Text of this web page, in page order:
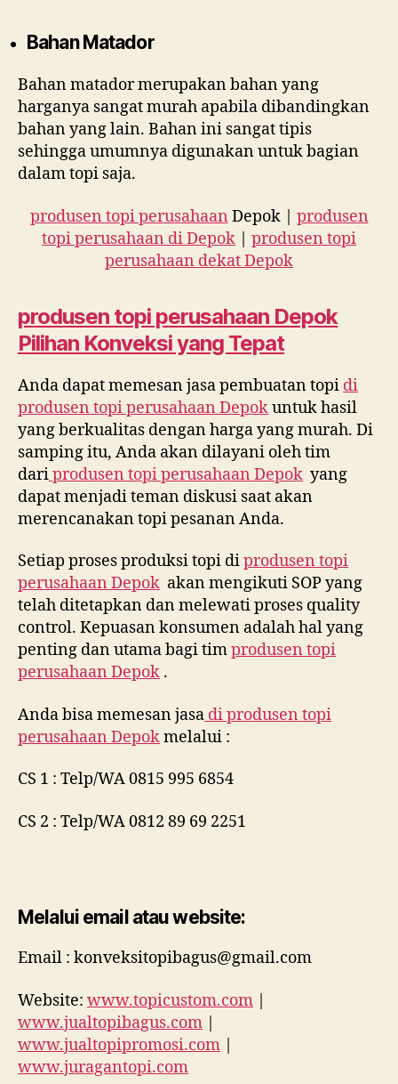
Bahan Matador
Bahan matador merupakan bahan yang
harganya sangat murah apabila dibandingkan
bahan yang lain. Bahan ini sangat tipis
sehingga umumnya digunakan untuk bagian
dalam topi saja.
produsen topi perusahaan Depok | produsen
topi perusahaan di Depok | produsen topi
perusahaan dekat Depok
produsen topi perusahaan Depok
Pilihan Konveksi yang Tepat
Anda dapat memesan jasa pembuatan topi di
produsen topi perusahaan Depokuntuk hasil
yang berkualitas dengan harga yang murah. Di
samping itu, Anda akan dilayani oleh tim
dariprodusen topi perusahaan Depok yang
dapat menjadi teman diskusi saat akan
merencanakan topi pesanan Anda.
Setiap proses produksi topi diprodusen topi
perusahaan Depok akan mengikuti SOP yang
telah ditetapkan dan melewati proses quality
control. Kepuasan konsumen adalah hal yang
penting dan utama bagi timprodusen topi
perusahaan Depok .
Anda bisa memesan jasa diprodusen topi
perusahaan Depokmelalui :
CS 1 : Telp/WA 0815 995 6854
CS 2 : Telp/WA 0812 89 69 2251
Melalui email atau website:
Email : konveksitopibagus@gmail.com
Website: www.topicustom.com |
www.jualtopibagus.com |
www.jualtopipromosi.com |
www.juragantopi.com